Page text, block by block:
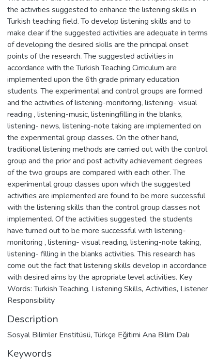
the activities suggested to enhance the listening skills in
Turkish teaching field. To develop listening skills and to
make clear if the suggested activities are adequate in terms
of developing the desired skills are the principal onset
points of the research. The suggested activities in
accordance with the Turkish Teaching Cirriculum are
implemented upon the 6th grade primary education
students. The experimental and control groups are formed
and the activities of listening-monitoring, listening- visual
reading , listening-music, listeningfilling in the blanks,
listening- news, listening-note taking are implemented on
the experimental group classes. On the other hand,
traditional listening methods are carried out with the control
group and the prior and post activity achievement degrees
of the two groups are compared with each other. The
experimental group classes upon which the suggested
activities are implemented are found to be more successful
with the listening skills than the control group classes not
implemented. Of the activities suggested, the students
have turned out to be more successful with listening-
monitoring , listening- visual reading, listening-note taking,
listening- filling in the blanks activities. This research has
come out the fact that listening skills develop in accordance
with desired aims by the apropriate level activities. Key
Words: Turkish Teaching, Listening Skills, Activities, Listener
Responsibility
Description
Sosyal Bilimler Enstitüsü, Türkçe Eğitimi Ana Bilim Dalı
Keywords